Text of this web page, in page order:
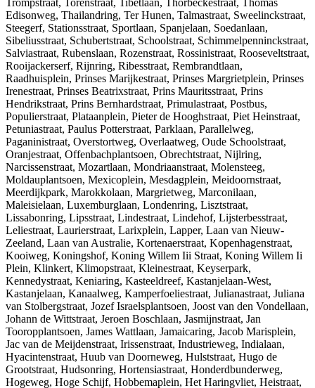
Trompstraat, Torenstraat, Tibetlaan, Thorbeckestraat, Thomas
Edisonweg, Thailandring, Ter Hunen, Talmastraat, Sweelinckstraat,
Steegerf, Stationsstraat, Sportlaan, Spanjelaan, Soedanlaan,
Sibeliusstraat, Schubertstraat, Schoolstraat, Schimmelpenninckstraat,
Salviastraat, Rubenslaan, Rozenstraat, Rossinistraat, Rooseveltstraat,
Rooijackerserf, Rijnring, Ribesstraat, Rembrandtlaan,
Raadhuisplein, Prinses Marijkestraat, Prinses Margrietplein, Prinses
Irenestraat, Prinses Beatrixstraat, Prins Mauritsstraat, Prins
Hendrikstraat, Prins Bernhardstraat, Primulastraat, Postbus,
Populierstraat, Plataanplein, Pieter de Hooghstraat, Piet Heinstraat,
Petuniastraat, Paulus Potterstraat, Parklaan, Parallelweg,
Paganinistraat, Overstortweg, Overlaatweg, Oude Schoolstraat,
Oranjestraat, Offenbachplantsoen, Obrechtstraat, Nijlring,
Narcissenstraat, Mozartlaan, Mondriaanstraat, Molensteeg,
Moldauplantsoen, Mexicoplein, Mesdagplein, Meidoornstraat,
Meerdijkpark, Marokkolaan, Margrietweg, Marconilaan,
Maleisielaan, Luxemburglaan, Londenring, Lisztstraat,
Lissabonring, Lipsstraat, Lindestraat, Lindehof, Lijsterbesstraat,
Leliestraat, Laurierstraat, Larixplein, Lapper, Laan van Nieuw-
Zeeland, Laan van Australie, Kortenaerstraat, Kopenhagenstraat,
Kooiweg, Koningshof, Koning Willem Iii Straat, Koning Willem Ii
Plein, Klinkert, Klimopstraat, Kleinestraat, Keyserpark,
Kennedystraat, Keniaring, Kasteeldreef, Kastanjelaan-West,
Kastanjelaan, Kanaalweg, Kamperfoeliestraat, Julianastraat, Juliana
van Stolbergstraat, Jozef Israelsplantsoen, Joost van den Vondellaan,
Johann de Wittstraat, Jeroen Boschlaan, Jasmijnstraat, Jan
Tooropplantsoen, James Wattlaan, Jamaicaring, Jacob Marisplein,
Jac van de Meijdenstraat, Irissenstraat, Industrieweg, Indialaan,
Hyacintenstraat, Huub van Doorneweg, Hulststraat, Hugo de
Grootstraat, Hudsonring, Hortensiastraat, Honderdbunderweg,
Hogeweg, Hoge Schijf, Hobbemaplein, Het Haringvliet, Heistraat,